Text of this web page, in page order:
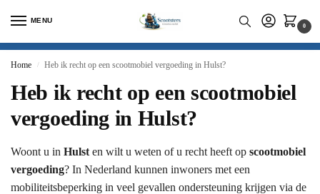
MENU
0
Home / Heb ik recht op een scootmobiel vergoeding in Hulst?
Heb ik recht op een scootmobiel
vergoeding in Hulst?
Woont u in Hulst en wilt u weten of u recht heeft op scootmobiel
vergoeding? In Nederland kunnen inwoners met een
mobiliteitsbeperking in veel gevallen ondersteuning krijgen via de